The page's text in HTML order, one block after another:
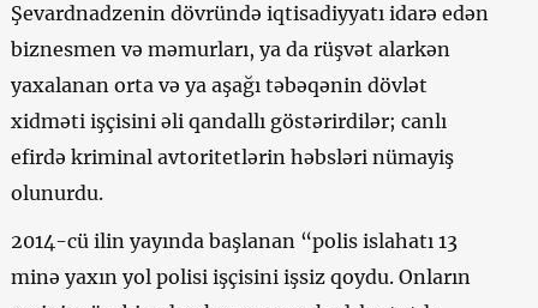
Şevardnadzenin dövründə iqtisadiyyatı idarə edən
biznesmen və məmurları, ya da rüşvət alarkən
yaxalanan orta və ya aşağı təbəqənin dövlət
xidməti işçisini əli qandallı göstərirdilər; canlı
efirdə kriminal avtoritetlərin həbsləri nümayiş
olunurdu.
2014-cü ilin yayında başlanan “polis islahatı 13
minə yaxın yol polisi işçisini işsiz qoydu. Onların